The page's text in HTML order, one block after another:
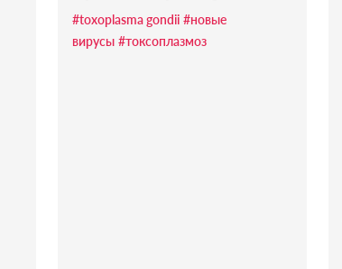
#toxoplasma gondii #новые
вирусы #токсоплазмоз